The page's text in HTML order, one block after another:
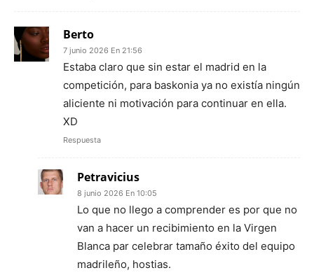
Berto
7 junio 2026 En 21:56
Estaba claro que sin estar el madrid en la
competición, para baskonia ya no existía ningún
aliciente ni motivación para continuar en ella.
XD
Respuesta
Petravicius
8 junio 2026 En 10:05
Lo que no llego a comprender es por que no
van a hacer un recibimiento en la Virgen
Blanca par celebrar tamaño éxito del equipo
madrileño, hostias.